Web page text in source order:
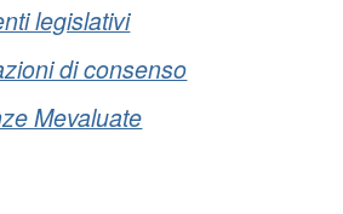
legislativi
di consenso
Mevaluate